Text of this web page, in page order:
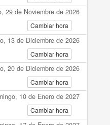
29 de Noviembre de 2026
Cambiar hora
13 de Diciembre de 2026
Cambiar hora
20 de Diciembre de 2026
Cambiar hora
10 de Enero de 2027
Cambiar hora